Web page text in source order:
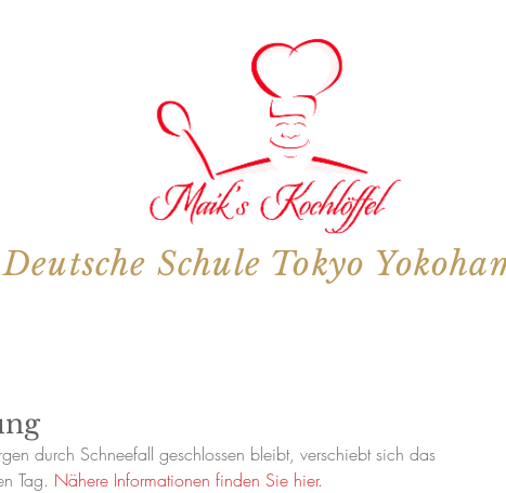
Deutsche Schule Tokyo
durch Schneefall geschlossen bleibt, verschiebt sich das
Tag. Nähere Informationen finden Sie hier.